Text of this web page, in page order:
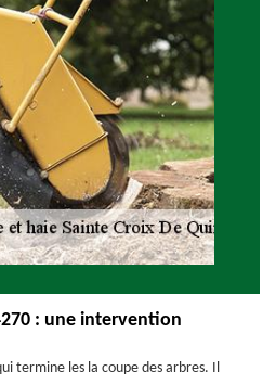
: une intervention
termine les la coupe des arbres. Il